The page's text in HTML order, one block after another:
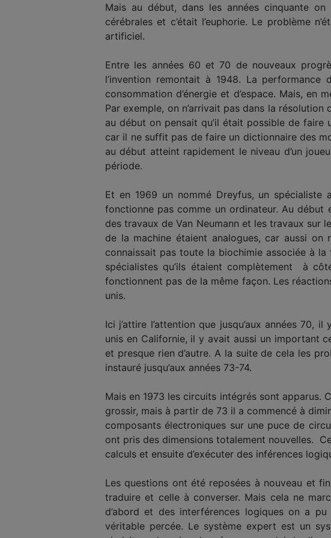
Mais au début, dans les années cinquante
cérébrales et c’était l’euphorie. Le problème
artificiel.
Entre les années 60 et 70 de nouveaux
l’invention remontait à 1948. La performance
consommation d’énergie et d’espace. Mais, en
Par exemple, on n’arrivait pas dans la résolution
au début on pensait qu’il était possible de faire
car il ne suffit pas de faire un dictionnaire des
au début atteint rapidement le niveau d’un
période.
Et en 1969 un nommé Dreyfus, un
fonctionne pas comme un ordinateur. Au
des travaux de Van Neumann et les travaux sur
de la machine étaient analogues, car aussi
connaissait pas toute la biochimie associée à
spécialistes qu’ils étaient complètement à
fonctionnent pas de la même façon. Les
unis.
Ici j’attire l’attention que jusqu’aux années 70,
unis en Californie, il y avait aussi un important
et presque rien d’autre. A la suite de cela les
instauré jusqu’aux années 73-74.
Mais en 1973 les circuits intégrés sont apparus.
grossir, mais à partir de 73 il a commencé à
composants électroniques sur une puce de
ont pris des dimensions totalement nouvelles.
calculs et ensuite d’exécuter des inférences
Les questions ont été reposées à nouveau et
traduire et celle à converser. Mais cela ne
d’abord et des interférences logiques on a
véritable percée. Le système expert est un